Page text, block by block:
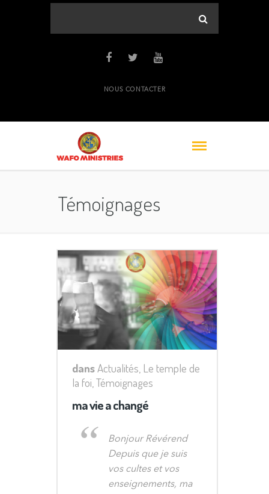
NOUS CONTACTER
Témoignages
dansActualités, Le temple de
la foi,Témoignages
ma vie a changé
Bonjour Révérend
Depuis que je suis
vos cultes et vos
enseignements, ma